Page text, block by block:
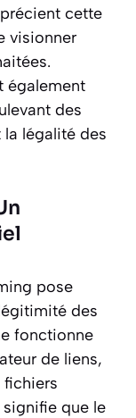
cette
visionner
également
des
légalité des
pose
des
fonctionne
de liens,
fichiers
signifie que le